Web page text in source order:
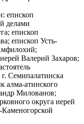
епископ
делами
епископ
епископ Усть-
Валерий Захаров;
Семипалатинска
алма-атинского
Милованов;
округа иерей